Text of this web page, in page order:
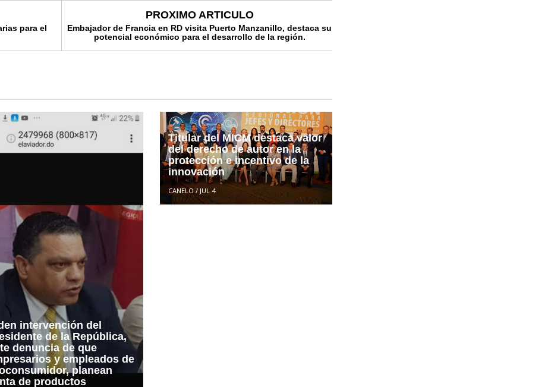
para el
PROXIMO ARTICULO
Embajador de Francia en RD visita Puerto Manzanillo, destaca su
potencial económico para el desarrollo de la región.
intervención del
de la República,
denuncia de que
y empleados de
planean
de productos
Titular del MICM destaca valor
del derecho de autor en la
protección e incentivo de la
innovación
CANELO/JUL 4